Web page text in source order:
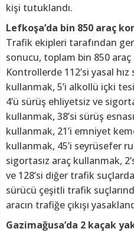
kişi tutuklandı.
Lefkoşa’da bin 850 araç
Trafik ekipleri tarafından
sonucu, toplam bin 850
Kontrollerde 112’si yasal hız
kullanmak, 5’i alkollü içki
4’ü sürüş ehliyetsiz ve
kullanmak, 38’si sürüş
kullanmak, 21’i emniyet
kullanmak, 45’i seyrüsefer
sigortasız araç kullanmak,
ve 128’si diğer trafik
sürücü çeşitli trafik
aracın trafiğe çıkışı
Gazimağusa’da 2 kaçak